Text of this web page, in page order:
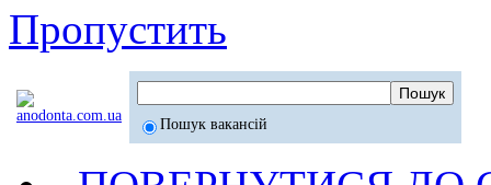
Пропустить
Пошук вакансій